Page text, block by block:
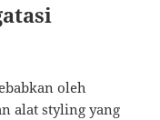
oleh
alat styling yang